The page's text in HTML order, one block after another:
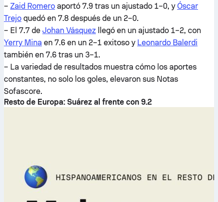
– Zaid Romero aportó 7.9 tras un ajustado 1–0, y Óscar
Trejo quedó en 7.8 después de un 2–0.
– El 7.7 de Johan Vásquez llegó en un ajustado 1–2, con
Yerry Mina en 7.6 en un 2–1 exitoso y Leonardo Balerdi
también en 7.6 tras un 3–1.
– La variedad de resultados muestra cómo los aportes
constantes, no solo los goles, elevaron sus Notas
Sofascore.
Resto de Europa: Suárez al frente con 9.2